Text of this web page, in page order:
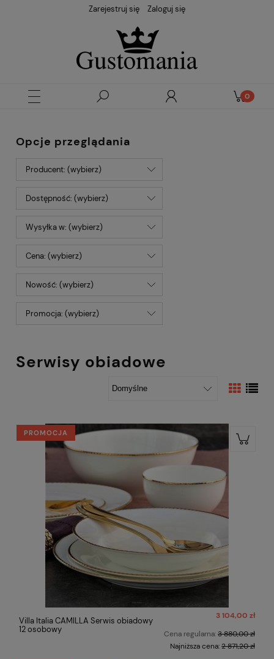
Zarejestruj się Zaloguj się
Opcje przeglądania
Producent: (wybierz)
Dostępność: (wybierz)
Wysyłka w: (wybierz)
Cena: (wybierz)
Nowość: (wybierz)
Promocja: (wybierz)
Serwisy obiadowe
Villa Italia CAMILLA Serwis obiadowy
12 osobowy
3 104,00 zł
Cena regularna:3 880,00 zł
Najniższa cena:2 871,20 zł
PROMOCJA